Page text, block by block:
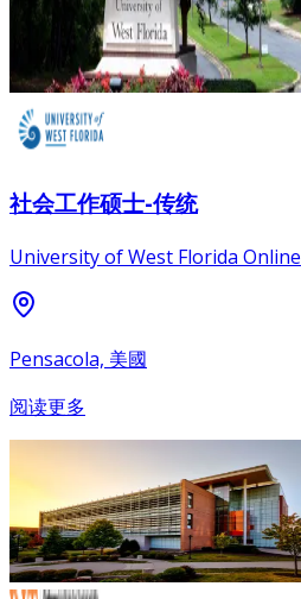
社会工作硕士-传统
University of West Florida Online
Pensacola, 美國
阅读更多